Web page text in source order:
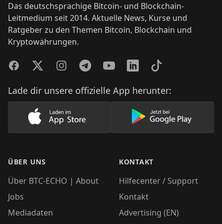
Das deutschsprachige Bitcoin- und Blockchain-
Leitmedium seit 2014. Aktuelle News, Kurse und
Ratgeber zu den Themen Bitcoin, Blockchain und
Kryptowährungen.
FacebookTwitterInstagramTelegramYouTubeLinkedInTikTok
Lade dir unsere offizielle App herunter:
Lade unsere App im AppStore herunter
Lade unsere
ÜBER UNS
Über BTC-ECHO | About
Jobs
Mediadaten
KONTAKT
Hilfecenter / Support
Kontakt
Advertising (EN)